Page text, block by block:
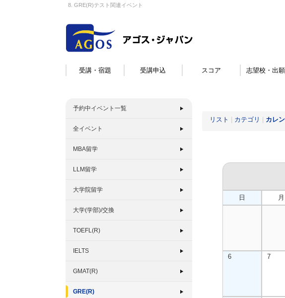
8. GRE(R)テスト関連イベント
受講・宿題 受講申込 スコア 志望校・出
予約中イベント一覧
全イベント
MBA留学
LLM留学
大学院留学
大学(学部)/交換
TOEFL(R)
IELTS
GMAT(R)
GRE(R)
リスト カテゴリ カレ
日 月
6 7